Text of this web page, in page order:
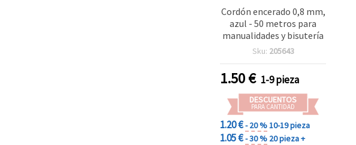
Cordón encerado 0,8 mm,
azul - 50 metros para
manualidades y bisutería
Sku: 205643
1.50€ 1-9 pieza
DESCUENTOS
PARA CANTIDAD
1.20 €- 20 %10-19 pieza
1.05 €- 30 % 20 pieza +